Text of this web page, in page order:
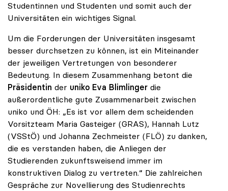
Studentinnen und Studenten und somit auch der
Universitäten ein wichtiges Signal.
Um die Forderungen der Universitäten insgesamt
besser durchsetzen zu können, ist ein Miteinander
der jeweiligen Vertretungen von besonderer
Bedeutung. In diesem Zusammenhang betont die
Präsidentin der uniko Eva Blimlinger die
außerordentliche gute Zusammenarbeit zwischen
uniko und ÖH: „Es ist vor allem dem scheidenden
Vorsitzteam Maria Gasteiger (GRAS), Hannah Lutz
(VSStÖ) und Johanna Zechmeister (FLÖ) zu danken,
die es verstanden haben, die Anliegen der
Studierenden zukunftsweisend immer im
konstruktiven Dialog zu vertreten.“ Die zahlreichen
Gespräche zur Novellierung des Studienrechts